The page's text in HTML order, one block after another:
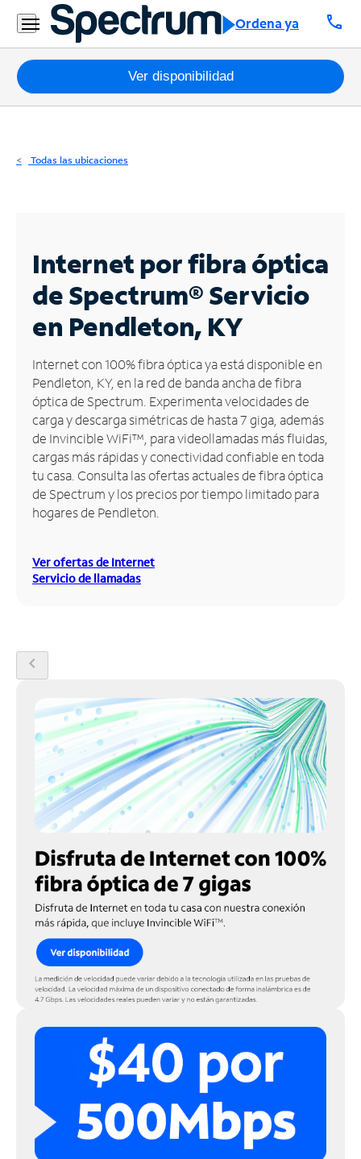
Ordena ya call
Residencial
Business
Paquetes
Internet
Business
Contáctanos
Inglés
Administrar
cuenta
Encuentra
una
tienda
Ver disponibilidad
Todas las ubicaciones
Internet por fibra óptica
de Spectrum®Servicio
en Pendleton, KY
Internet con 100% fibra óptica ya está disponible en
Pendleton, KY, en la red de banda ancha de fibra
óptica de Spectrum. Experimenta velocidades de
carga y descarga simétricas de hasta 7 giga, además
de Invincible WiFi™, para videollamadas más fluidas,
cargas más rápidas y conectividad confiable en toda
tu casa. Consulta las ofertas actuales de fibra óptica
de Spectrum y los precios por tiempo limitado para
hogares de Pendleton.
Ver ofertas de Internet
Servicio de llamadas
chevron_left